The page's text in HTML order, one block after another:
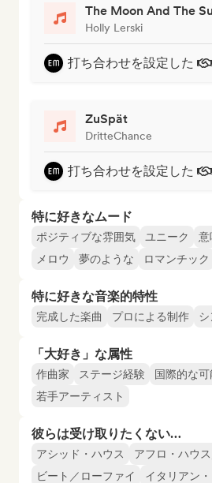
The Moon And The
Holly Lerski
打ち合わせを設定した
ZuSpät
DritteChance
打ち合わせを設定した
特に好きなムード
ポジティブな雰囲気 ユニーク
意
メロウ
夢のような ロマンチック
特に好きな音楽的特性
完成した楽曲 プロによる制作
「大好き」な属性
作曲家 ステージ経験
国際的な可
若手アーティスト
彼らは受け取りたくない…
アシッド・ハウス
アフロ・ハウ
ビート／ローファイ
イタリアン